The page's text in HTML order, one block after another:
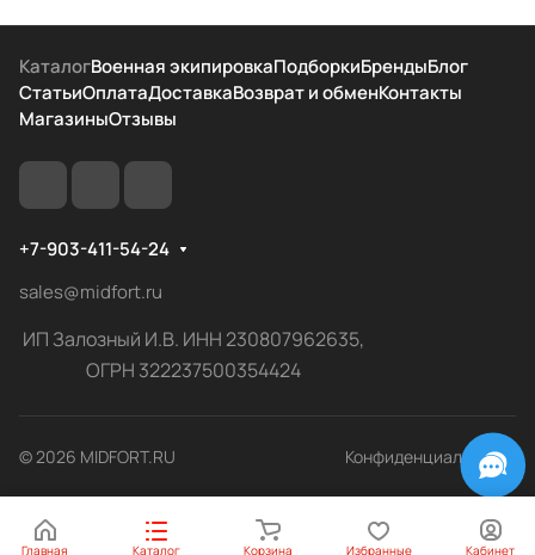
КаталогВоенная экипировкаПодборкиБрендыБлог
СтатьиОплатаДоставкаВозврат и обменКонтакты
МагазиныОтзывы
+7-903-411-54-24
sales@midfort.ru
ИП Залозный И.В. ИНН 230807962635,
ОГРН 322237500354424
© 2026 MIDFORT.RU Конфиденциальность
Главная Каталог Корзина Избранные Кабинет